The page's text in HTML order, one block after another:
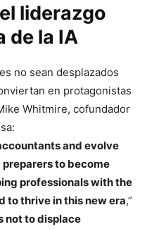
liderazgo
de la IA
no sean desplazados
en protagonistas
Whitmire, cofundador
and evolve
to become
professionals with the
to thrive in this new era,”
not to displace